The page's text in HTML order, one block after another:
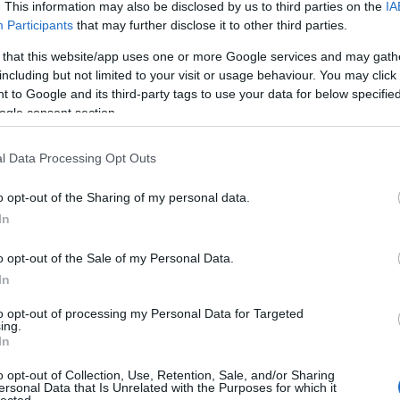
This information may also be disclosed by us to third parties on the
Participants that may further disclose it to other third parties.
that this website/app uses one or more Google services and may
but not limited to your visit or usage behaviour. You may
to Google and its third-party tags to use your data for below
consent section.
Data Processing Opt Outs
opt-out of the Sharing of my personal data.
opt-out of the Sale of my Personal Data.
opt-out of processing my Personal Data for Targeted
opt-out of Collection, Use, Retention, Sale, and/or Sharing
Data that Is Unrelated with the Purposes for which it
film
animációs mozi. Az Alakváltók Első Generációja (hazánkban képregény
ért el a történet, és ez is hiányosan...) a mindent eldöntő Unicron-csatával
és egy új korszak kezdetét vitték vászonra itt.
ám), a Káoszhozó, a Sötét Isten, aki egy élő bolygó, Kiberton felé
Transformerek szülőbolygója, ahol évmilliók óta háborúznak a nemes
tét egy világ sorsa. Ebbe a csatába akaratukon kívül a Föld lakói, az
Welker). Az ellenállás a planéta két holdján még él, és az
a Földön. Azonban elfogy az energon (a robotok üzemanyaga) és ezért